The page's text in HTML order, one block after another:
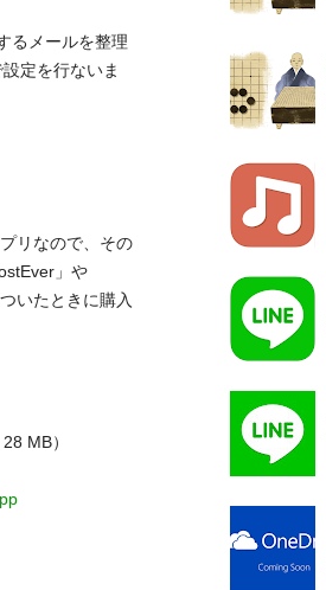
るメールを整理
定を行ないま
リなので、その
」や
いたときに購入
MB）